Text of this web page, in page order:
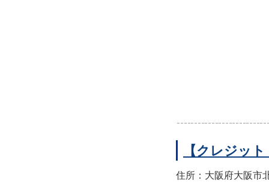
【クレジッ
住所：大阪府大阪市